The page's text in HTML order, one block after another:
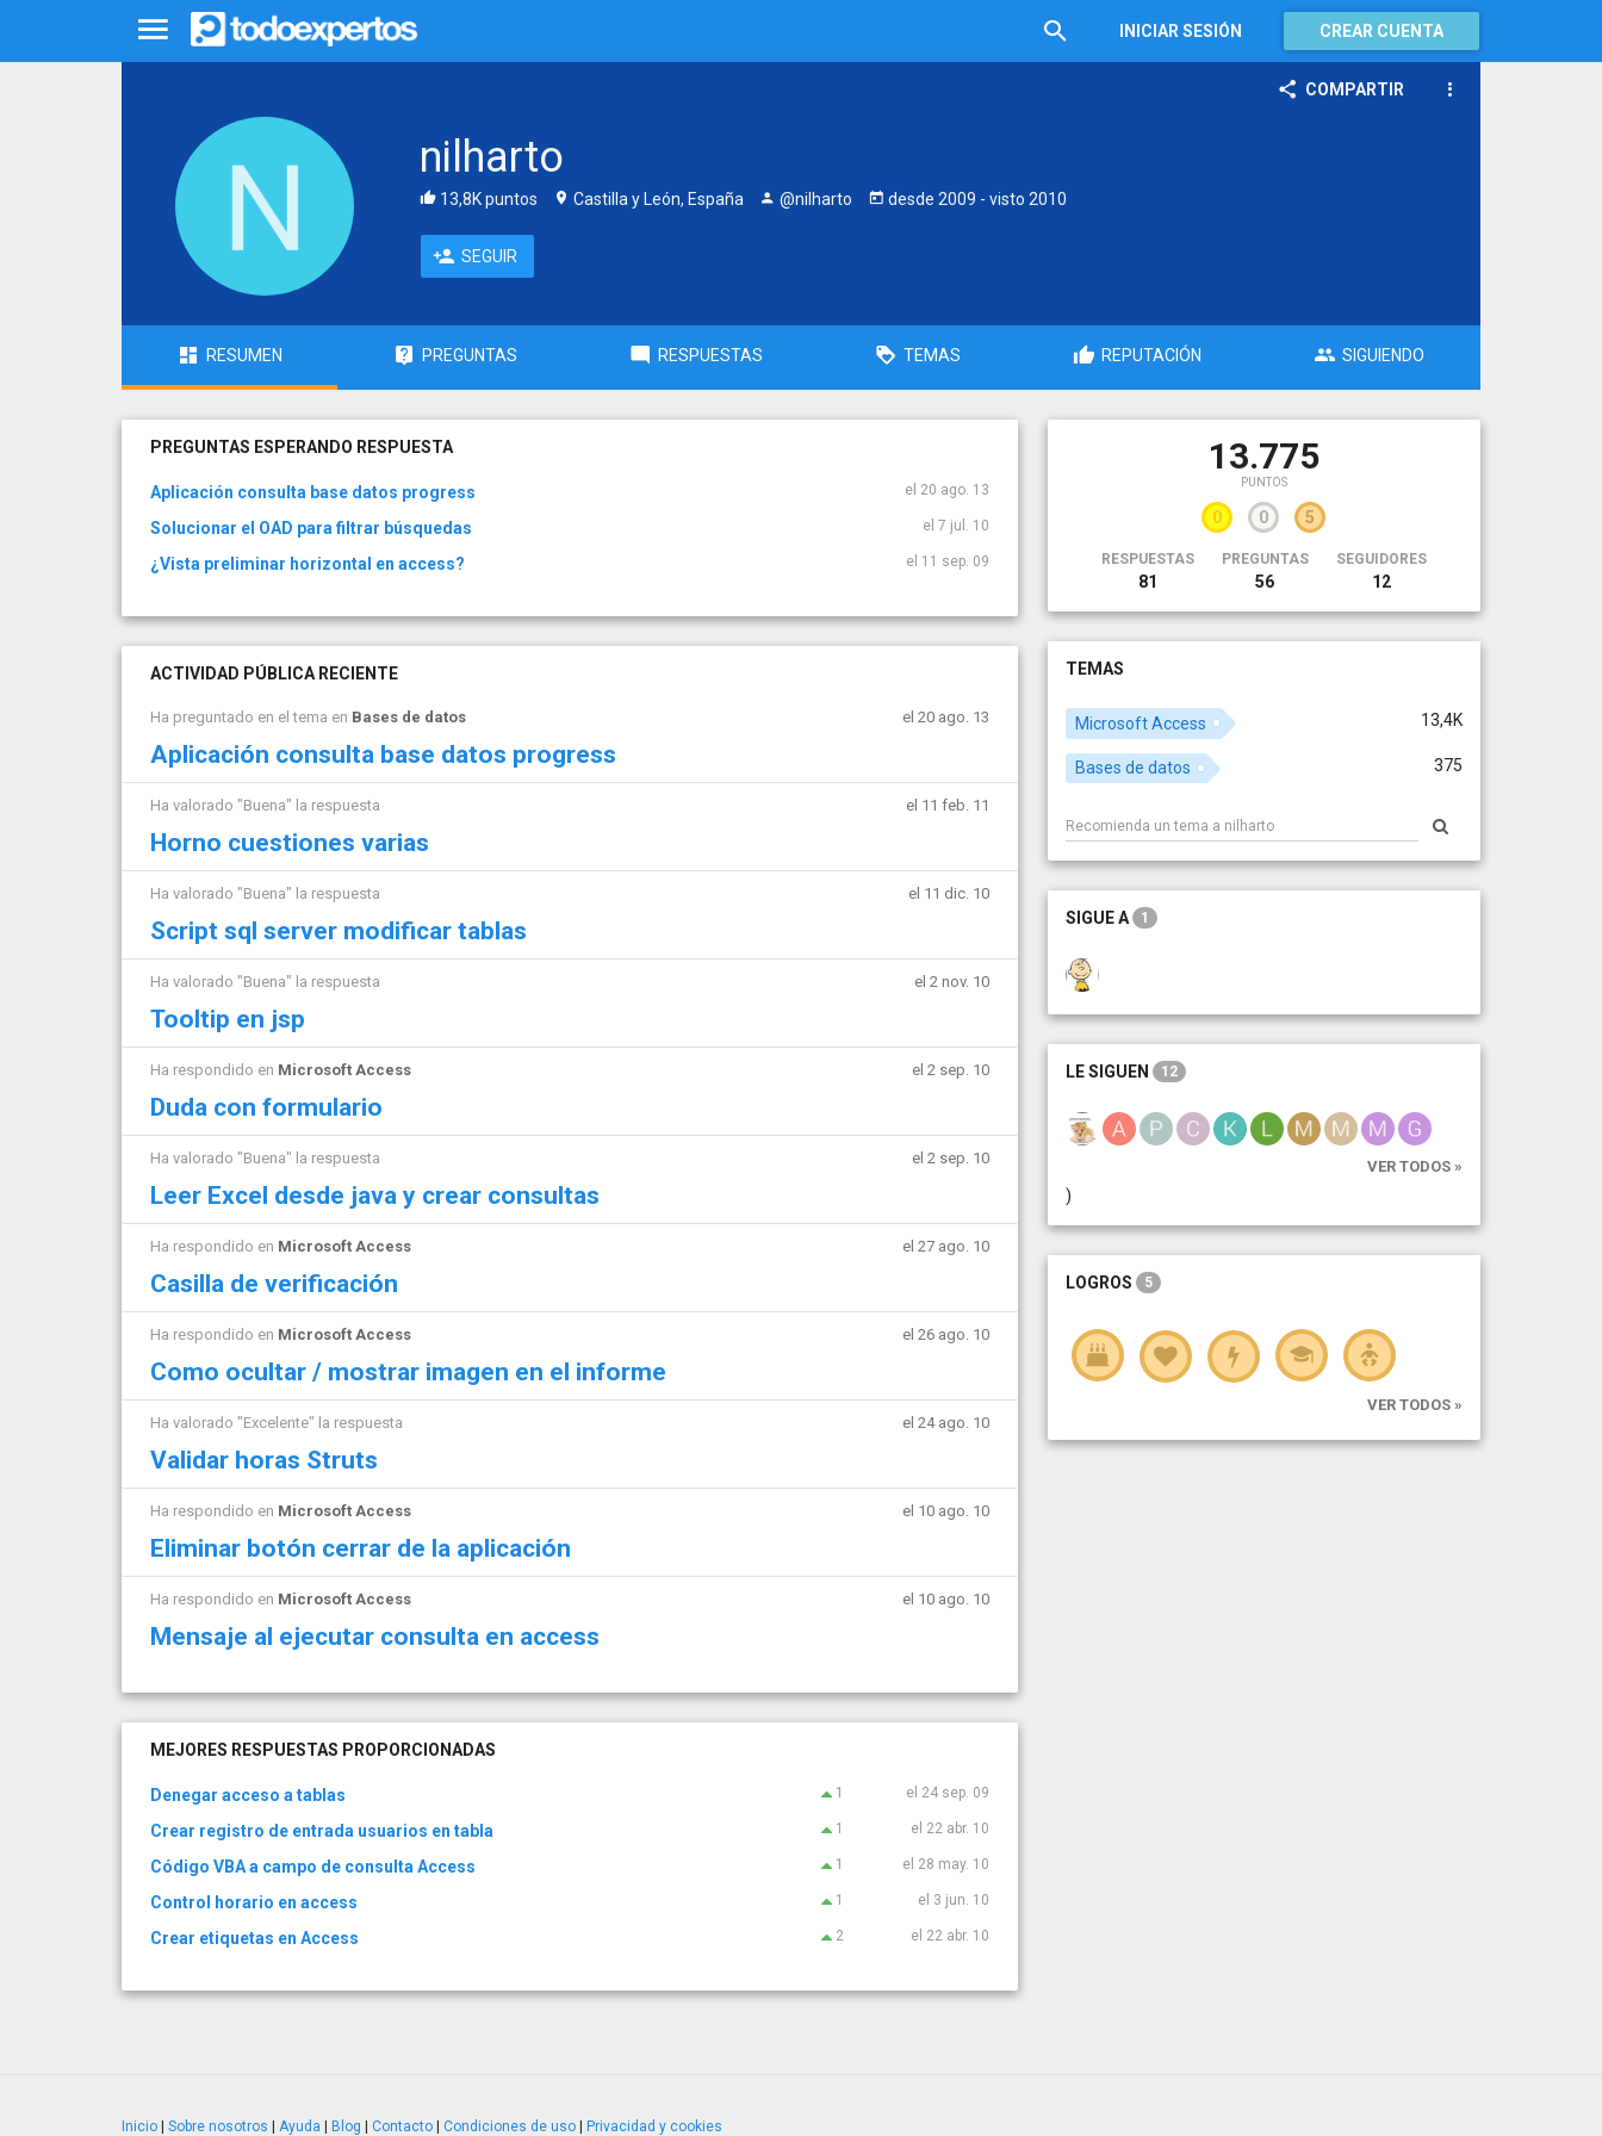
INICIAR SESIÓN CREAR CUENTA
COMPARTIR
nilharto
13,8K puntos Castilla y León, España @nilharto desde 2009 - visto 2010
SEGUIR
RESUMEN PREGUNTAS RESPUESTAS TEMAS REPUTACIÓN SIGUIENDO
PREGUNTAS ESPERANDO RESPUESTA
Aplicación consulta base datos progress el 20 ago. 13
Solucionar el OAD para filtrar búsquedas el 7 jul. 10
¿Vista preliminar horizontal en access? el 11 sep. 09
ACTIVIDAD PÚBLICA RECIENTE
Ha preguntado en el tema en Bases de datos el 20 ago. 13
Aplicación consulta base datos progress
Ha valorado "Buena" la respuesta el 11 feb. 11
Horno cuestiones varias
Ha valorado "Buena" la respuesta el 11 dic. 10
Script sql server modificar tablas
Ha valorado "Buena" la respuesta el 2 nov. 10
Tooltip en jsp
Ha respondido en Microsoft Access el 2 sep. 10
Duda con formulario
Ha valorado "Buena" la respuesta el 2 sep. 10
Leer Excel desde java y crear consultas
Ha respondido en Microsoft Access el 27 ago. 10
Casilla de verificación
Ha respondido en Microsoft Access el 26 ago. 10
Como ocultar / mostrar imagen en el informe
Ha valorado "Excelente" la respuesta el 24 ago. 10
Validar horas Struts
Ha respondido en Microsoft Access el 10 ago. 10
Eliminar botón cerrar de la aplicación
Ha respondido en Microsoft Access el 10 ago. 10
Mensaje al ejecutar consulta en access
MEJORES RESPUESTAS PROPORCIONADAS
Denegar acceso a tablas 1 el 24 sep. 09
Crear registro de entrada usuarios en tabla 1 el 22 abr. 10
Código VBA a campo de consulta Access 1 el 28 may. 10
Control horario en access 1 el 3 jun. 10
Crear etiquetas en Access 2 el 22 abr. 10
13.775
PUNTOS
0 0 5
RESPUESTAS
81
PREGUNTAS
56
SEGUIDORES
12
TEMAS
13,4K
Microsoft Access
375
Bases de datos
SIGUE A 1
LE SIGUEN 12
VER TODOS »
)
LOGROS 5
VER TODOS »
Inicio Sobre nosotros Ayuda Blog Contacto Condiciones de uso Privacidad y cookies